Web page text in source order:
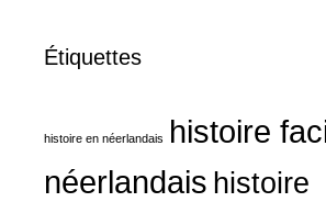
Étiquettes
histoire en néerlandais
histoire
néerlandais histoire